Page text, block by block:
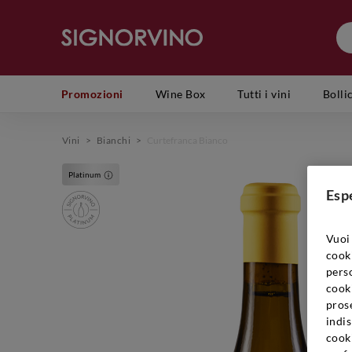
Promozioni Wine Box Tutti i vini
Vini > Bianchi >
Platinum